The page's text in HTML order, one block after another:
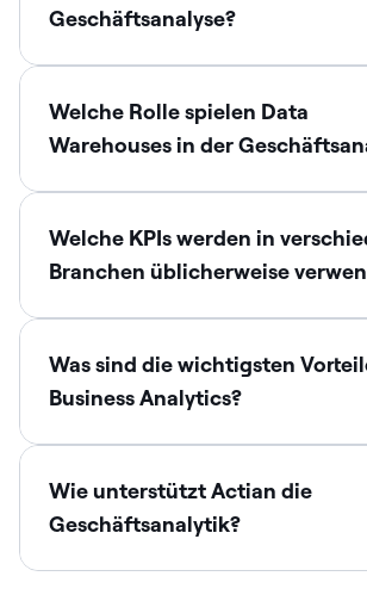
Geschäftsanalyse?
Welche Rolle spielen Data
Warehouses in der
Welche KPIs werden in
Branchen üblicherweise
Was sind die wichtigsten
Business Analytics?
Wie unterstützt Actian die
Geschäftsanalytik?